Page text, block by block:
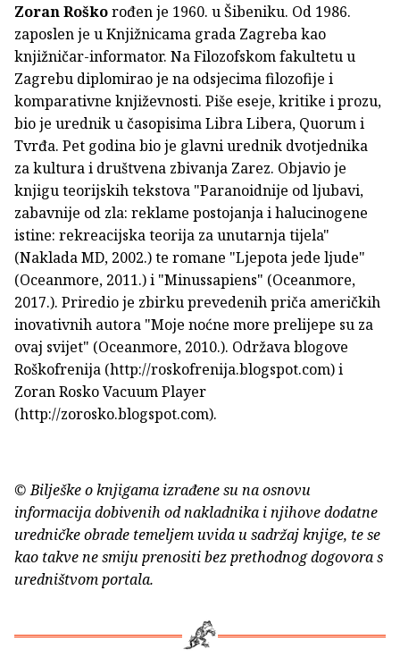
Zoran Roškorođen je 1960. u Šibeniku. Od 1986.
zaposlen je u Knjižnicama grada Zagreba kao
knjižničar-informator. Na Filozofskom fakultetu u
Zagrebu diplomirao je na odsjecima filozofije i
komparativne književnosti. Piše eseje, kritike i prozu,
bio je urednik u časopisima Libra Libera, Quorum i
Tvrđa. Pet godina bio je glavni urednik dvotjednika
za kultura i društvena zbivanja Zarez. Objavio je
knjigu teorijskih tekstova "Paranoidnije od ljubavi,
zabavnije od zla: reklame postojanja i halucinogene
istine: rekreacijska teorija za unutarnja tijela"
(Naklada MD, 2002.) te romane "Ljepota jede ljude"
(Oceanmore, 2011.) i "Minussapiens" (Oceanmore,
2017.). Priredio je zbirku prevedenih priča američkih
inovativnih autora "Moje noćne more prelijepe su za
ovaj svijet" (Oceanmore, 2010.). Održava blogove
Roškofrenija (http://roskofrenija.blogspot.com) i
Zoran Rosko Vacuum Player
(http://zorosko.blogspot.com).
© Bilješke o knjigama izrađene su na osnovu
informacija dobivenih od nakladnika i njihove dodatne
uredničke obrade temeljem uvida u sadržaj knjige, te se
kao takve ne smiju prenositi bez prethodnog dogovora s
uredništvom portala.